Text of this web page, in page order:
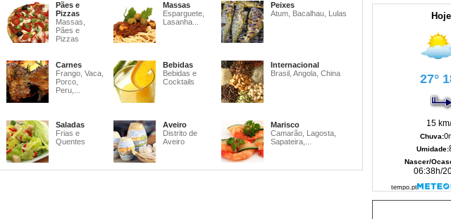
Pães e
Pizzas
Massas,
Pães e
Pizzas
Massas
Esparguete,
Lasanha...
Peixes
Atum, Bacalhau, Lulas
Carnes
Frango, Vaca,
Porco,
Peru,...
Bebidas
Bebidas e
Cocktails
Internacional
Brasil, Angola, China
Saladas
Frias e
Quentes
Aveiro
Distrito de
Aveiro
Marisco
Camarão, Lagosta,
Sapateira,...